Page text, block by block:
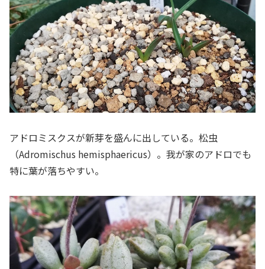
アドロミスクスが新芽を盛んに出している。松虫
（Adromischus hemisphaericus）。我が家のアドロでも
特に葉が落ちやすい。